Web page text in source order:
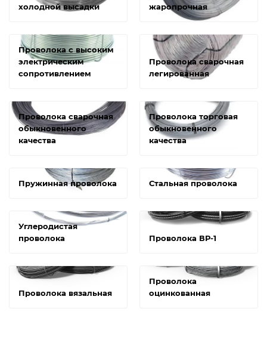
холодной высадки
жаропрочная
Проволока с высоким
электрическим
сопротивлением
Проволока сварочная
легированная
Проволока сварочная
обыкновенного
качества
Проволока торговая
обыкновенного
качества
Пружинная проволока Стальная проволока
Углеродистая
проволока
Проволока ВР-1
Проволока вязальная
Проволока
оцинкованная